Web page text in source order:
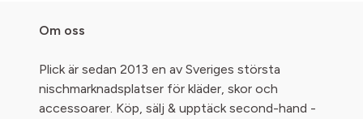
Om oss
Plick är sedan 2013 en av Sveriges största
nischmarknadsplatser för kläder, skor och
accessoarer. Köp, sälj & upptäck second-hand -